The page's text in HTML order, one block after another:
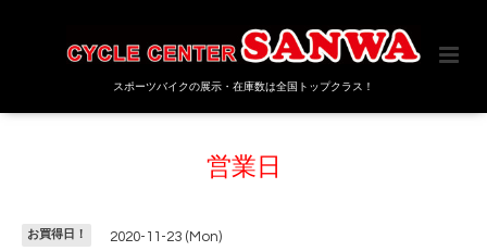
スポーツバイクの展示・在庫数は全国トップクラス！
営業日
お買得日！ 2020-11-23 (Mon)